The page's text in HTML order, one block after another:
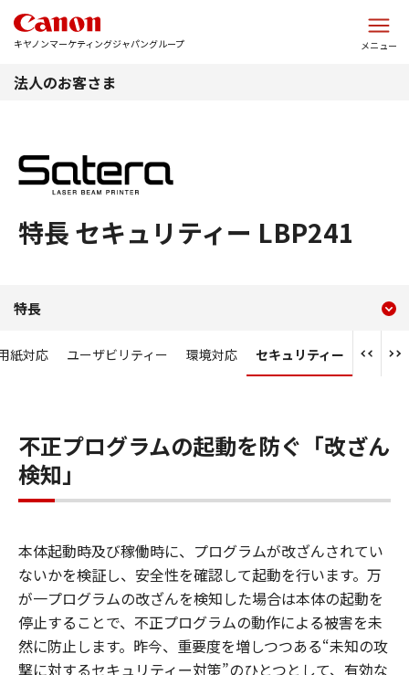
キヤノンマーケティングジャパングループ メニュー
法人のお客さま
特長 セキュリティー LBP241
特長 セキュリティー
特長
紙対応 ユーザビリティー 環境対応 セキュリティー
不正プログラムの起動を防ぐ「改ざん
検知」
本体起動時及び稼働時に、プログラムが改ざんされてい
ないかを検証し、安全性を確認して起動を行います。万
が一プログラムの改ざんを検知した場合は本体の起動を
停止することで、不正プログラムの動作による被害を未
然に防止します。昨今、重要度を増しつつある“未知の攻
撃に対するセキュリティー対策”のひとつとして、有効な